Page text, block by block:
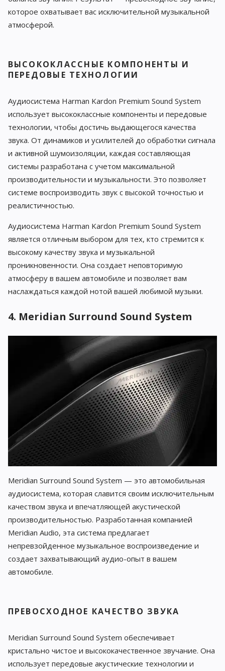
которое охватывает вас исключительной музыкальной
атмосферой.
ВЫСОКОКЛАССНЫЕ КОМПОНЕНТЫ И
ПЕРЕДОВЫЕ ТЕХНОЛОГИИ
Аудиосистема Harman Kardon Premium Sound System
использует высококлассные компоненты и передовые
технологии, чтобы достичь выдающегося качества
звука. От динамиков и усилителей до обработки сигнала
и активной шумоизоляции, каждая составляющая
системы разработана с учетом максимальной
производительности и музыкальности. Это позволяет
системе воспроизводить звук с высокой точностью и
реалистичностью.
Аудиосистема Harman Kardon Premium Sound System
является отличным выбором для тех, кто стремится к
высокому качеству звука и музыкальной
проникновенности. Она создает неповторимую
атмосферу в вашем автомобиле и позволяет вам
наслаждаться каждой нотой вашей любимой музыки.
4. Meridian Surround Sound System
Meridian Surround Sound System — это автомобильная
аудиосистема, которая славится своим исключительным
качеством звука и впечатляющей акустической
производительностью. Разработанная компанией
Meridian Audio, эта система предлагает
непревзойденное музыкальное воспроизведение и
создает захватывающий аудио-опыт в вашем
автомобиле.
ПРЕВОСХОДНОЕ КАЧЕСТВО ЗВУКА
Meridian Surround Sound System обеспечивает
кристально чистое и высококачественное звучание. Она
использует передовые акустические технологии и